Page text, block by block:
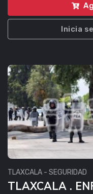
Inicia
TLAXCALA - SEGURIDAD
TLAXCALA .